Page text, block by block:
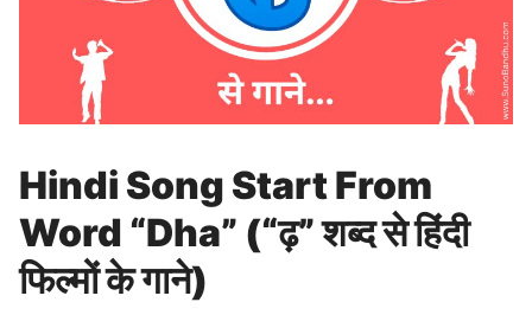
Hindi Song Start From
Word “Dha” (“ढ़” शब्द से हिंदी
फिल्मों के गाने)